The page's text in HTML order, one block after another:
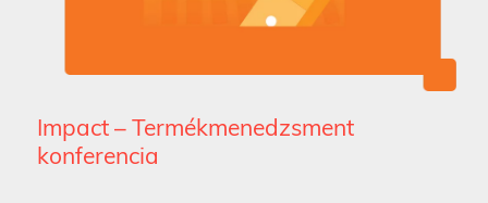
Impact – Termékmenedzsment
konferencia